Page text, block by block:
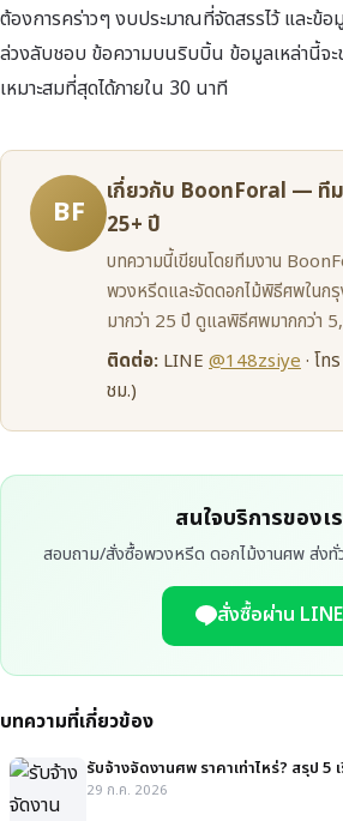
ต้องการคร่าวๆ งบประมาณที่จัดสรรไว้ และข้
ล่วงลับชอบ ข้อความบนริบบิ้น ข้อมูลเหล่านี้จะ
เหมาะสมที่สุดได้ภายใน 30 นาที
BF
เกี่ยวกับ BoonForal — ที
25+ ปี
บทความนี้เขียนโดยทีมงาน
พวงหรีดและจัดดอกไม้พิธีศพในก
มากว่า 25 ปี ดูแลพิธีศพมากกว่า
ติดต่อ: LINE @148zsiye· โทร
ชม.)
สนใจบริการของเ
สอบถาม/สั่งซื้อพวงหรีด ดอกไม้งานศพ ส่ง
สั่งซื้อผ่าน LINE
บทความที่เกี่ยวข้อง
รับจ้างจัดงานศพ ราคาเท่าไหร่? สรุป 5
29 ก.ค. 2026